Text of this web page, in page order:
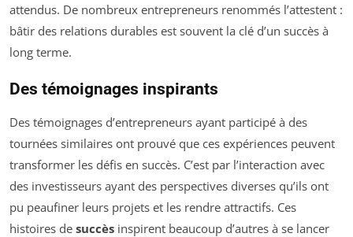
attendus. De nombreux entrepreneurs renommés l’attestent :
bâtir des relations durables est souvent la clé d’un succès à
long terme.
Des témoignages inspirants
Des témoignages d’entrepreneurs ayant participé à des
tournées similaires ont prouvé que ces expériences peuvent
transformer les défis en succès. C’est par l’interaction avec
des investisseurs ayant des perspectives diverses qu’ils ont
pu peaufiner leurs projets et les rendre attractifs. Ces
histoires de succès inspirent beaucoup d’autres à se lancer